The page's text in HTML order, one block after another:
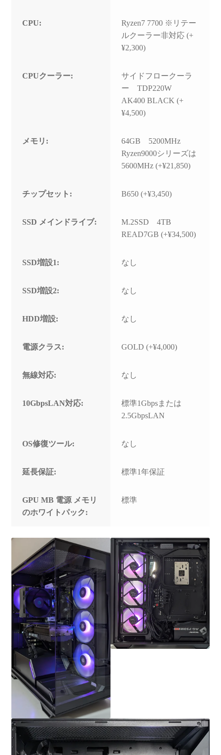
CPU:
Ryzen7 7700 ※リテー
ルクーラー非対応 (+
¥2,300)
CPUクーラー:
サイドフロークーラ
ー TDP220W
AK400 BLACK (+
¥4,500)
メモリ:
64GB 5200MHz
Ryzen9000シリーズは
5600MHz (+¥21,850)
チップセット: B650 (+¥3,450)
SSD メインドライブ:
M.2SSD 4TB
READ7GB (+¥34,500)
SSD増設1: なし
SSD増設2: なし
HDD増設: なし
電源クラス: GOLD (+¥4,000)
無線対応: なし
10GbpsLAN対応:
標準1Gbpsまたは
2.5GbpsLAN
OS修復ツール: なし
延長保証: 標準1年保証
GPU MB 電源 メモリ
のホワイトパック:
標準